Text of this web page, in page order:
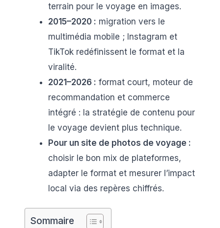
terrain pour le voyage en images.
2015–2020 : migration vers le
multimédia mobile ; Instagram et
TikTok redéfinissent le format et la
viralité.
2021–2026 : format court, moteur de
recommandation et commerce
intégré : la stratégie de contenu pour
le voyage devient plus technique.
Pour un site de photos de voyage :
choisir le bon mix de plateformes,
adapter le format et mesurer l’impact
local via des repères chiffrés.
Sommaire